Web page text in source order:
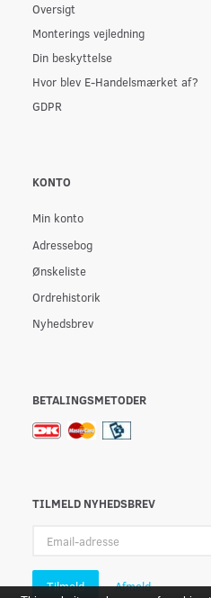
Oversigt
Monterings vejledning
Din beskyttelse
Hvor blev E-Handelsmærket af?
GDPR
KONTO
Min konto
Adressebog
Ønskeliste
Ordrehistorik
Nyhedsbrev
BETALINGSMETODER
TILMELD NYHEDSBREV
adresse
Tilmeld Afmeld